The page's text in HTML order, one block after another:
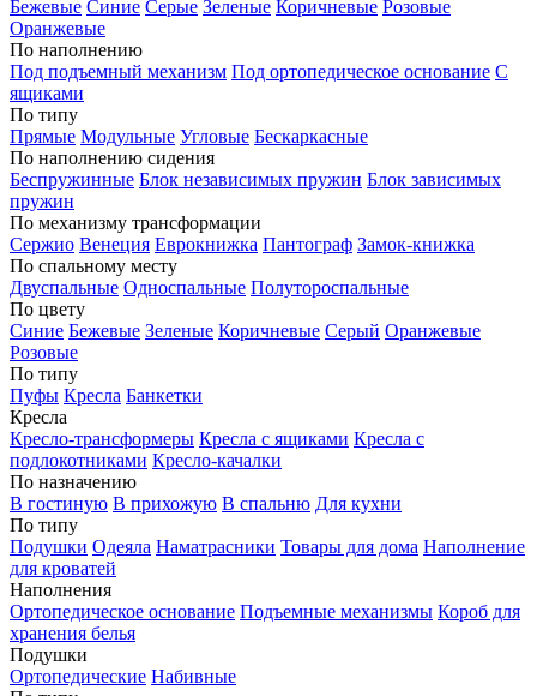
Бежевые Синие Серые Зеленые Коричневые Розовые
Оранжевые
По наполнению
Под подъемный механизм Под ортопедическое основание С
ящиками
По типу
Прямые Модульные Угловые Бескаркасные
По наполнению сидения
Беспружинные Блок независимых пружин Блок зависимых
пружин
По механизму трансформации
Сержио Венеция Еврокнижка Пантограф Замок-книжка
По спальному месту
Двуспальные Односпальные Полутороспальные
По цвету
Синие Бежевые Зеленые Коричневые Серый Оранжевые
Розовые
По типу
Пуфы Кресла Банкетки
Кресла
Кресло-трансформеры Кресла с ящиками Кресла с
подлокотниками Кресло-качалки
По назначению
В гостиную В прихожую В спальню Для кухни
По типу
Подушки Одеяла Наматрасники Товары для дома Наполнение
для кроватей
Наполнения
Ортопедическое основание Подъемные механизмы Короб для
хранения белья
Подушки
Ортопедические Набивные